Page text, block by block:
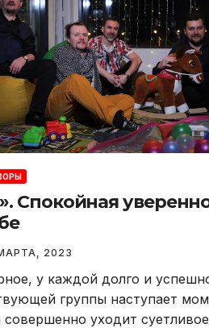
Спокойная
2023
у каждой долго и
группы наступает
совершенно уходит суетливое